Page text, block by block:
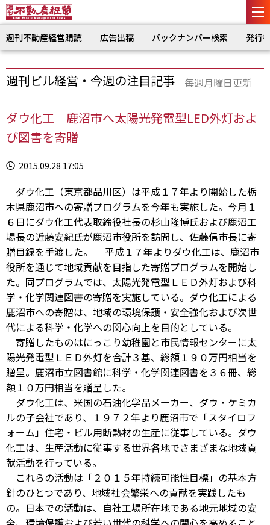
週刊不動産経営購読 広告出稿 バックナンバー検索 発行
週刊ビル経営・今週の注目記事 毎週月曜日更新
ダウ化工 鹿沼市へ太陽光発電型LED外灯およ
び図書を寄贈
2015.09.28 17:05
ダウ化工（東京都品川区）は平成１７年より開始した栃
木県鹿沼市への寄贈プログラムを今年も実施した。今月１
６日にダウ化工代表取締役社長の杉山隆博氏および鹿沼工
場長の近藤安紀氏が鹿沼市役所を訪問し、佐藤信市長に寄
贈目録を手渡した。 平成１７年よりダウ化工は、鹿沼市
役所を通じて地域貢献を目指した寄贈プログラムを開始し
た。同プログラムでは、太陽光発電型ＬＥＤ外灯および科
学・化学関連図書の寄贈を実施している。ダウ化工による
鹿沼市への寄贈は、地域の環境保護・安全強化および次世
代による科学・化学への関心向上を目的としている。
寄贈したものはにっこり幼稚園と市民情報センターに太
陽光発電型ＬＥＤ外灯を合計３基、総額１９０万円相当を
贈呈。鹿沼市立図書館に科学・化学関連図書を３６冊、総
額１０万円相当を贈呈した。
ダウ化工は、米国の石油化学品メーカー、ダウ・ケミカ
ルの子会社であり、１９７２年より鹿沼市で「スタイロフ
ォーム」住宅・ビル用断熱材の生産に従事している。ダウ
化工は、生産活動に従事する世界各地でさまざまな地域貢
献活動を行っている。
これらの活動は「２０１５年持続可能性目標」の基本方
針のひとつであり、地域社会繁栄への貢献を実践したも
の。日本での活動は、自社工場所在地である地元地域の安